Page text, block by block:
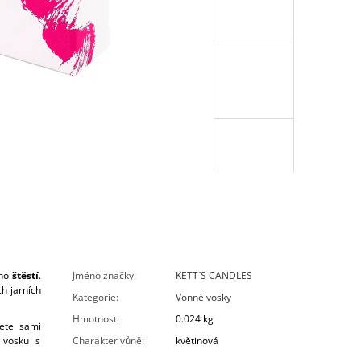
štěstí.
jarních
sami
s
Jméno značky:
KETT´S CANDLES
Kategorie:
Vonné vosky
Hmotnost:
0.024 kg
Charakter vůně:
květinová